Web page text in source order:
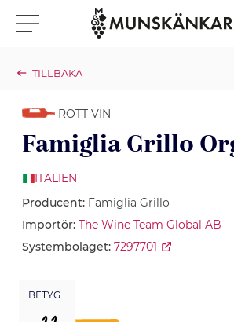
Klicka för meny
TILLBAKA
RÖTT VIN
Famiglia Grillo
ITALIEN
Producent: Famiglia Grillo
Importör: The Wine Team Global AB
Systembolaget: 7297701
BETYG